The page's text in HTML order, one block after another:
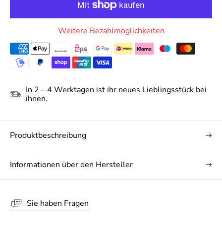
Weitere Bezahlmöglichkeiten
In 2 – 4 Werktagen ist ihr neues Lieblingsstück bei
ihnen.
Produktbeschreibung
Informationen über den Hersteller
Sie haben Fragen
10% Rabatt auf Ihre erste
Bestellung
auf Ihre erste Bestellung - direkt in Ihr Postfach.
Ihre E-Mail Adresse
JETZT 10% GUTSCHEIN ERHALTEN